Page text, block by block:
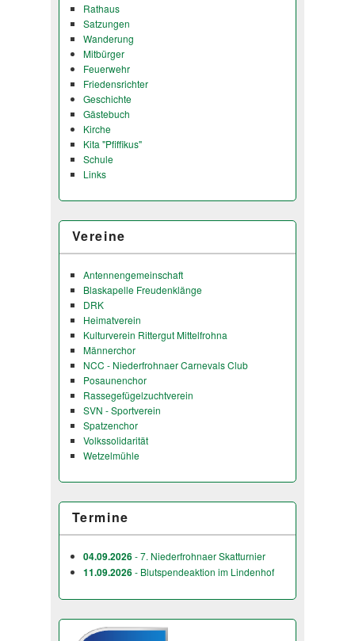
Rathaus
Satzungen
Wanderung
Mitbürger
Feuerwehr
Friedensrichter
Geschichte
Gästebuch
Kirche
Kita "Pfiffikus"
Schule
Links
Vereine
Antennengemeinschaft
Blaskapelle Freudenklänge
DRK
Heimatverein
Kulturverein Rittergut Mittelfrohna
Männerchor
NCC - Niederfrohnaer Carnevals Club
Posaunenchor
Rassegefügelzuchtverein
SVN - Sportverein
Spatzenchor
Volkssolidarität
Wetzelmühle
Termine
04.09.2026- 7. Niederfrohnaer Skatturnier
11.09.2026- Blutspendeaktion im Lindenhof